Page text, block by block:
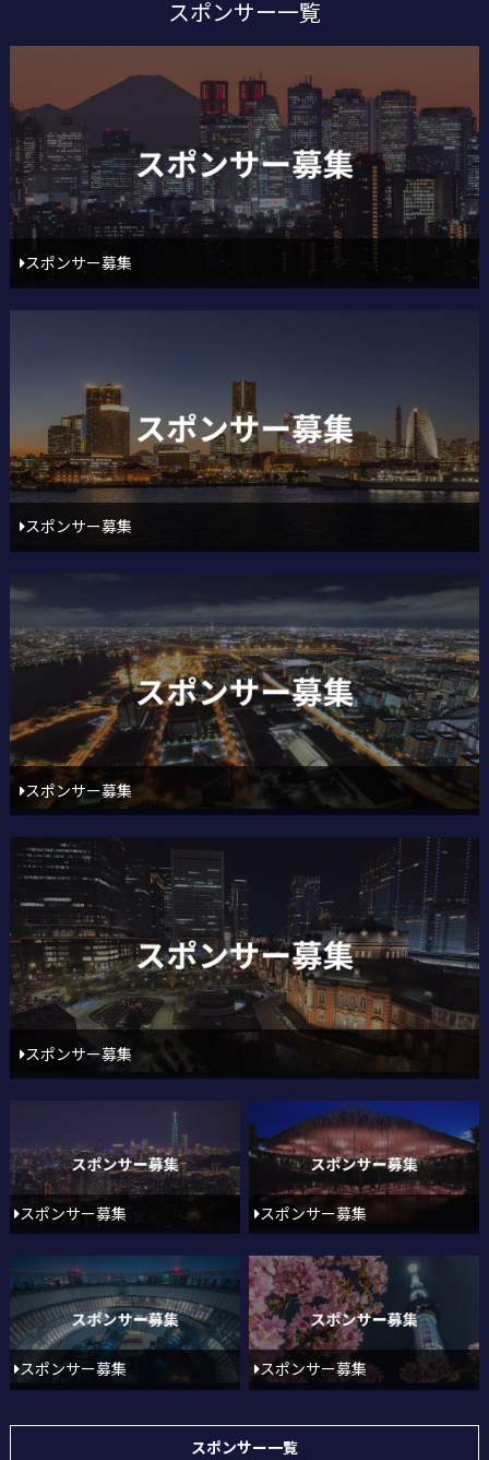
スポンサー一覧
スポンサー募集
スポンサー募集
スポンサー募集
スポンサー募集
スポンサー募集 スポンサー募集
スポンサー募集 スポンサー募集
スポンサー一覧